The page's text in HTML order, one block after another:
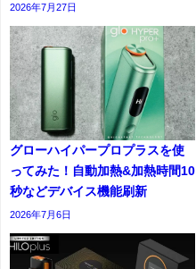
2026年7月27日
グローハイパープロプラスを使
ってみた！自動加熱&加熱時間10
秒などデバイス機能刷新
2026年7月6日